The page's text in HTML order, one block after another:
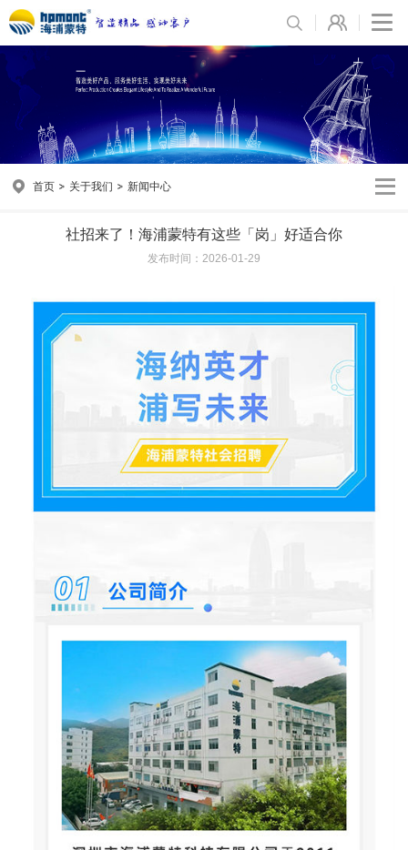
首页 关于我们 新闻中心
社招来了！海浦蒙特有这些「岗」好适合你
发布时间：2026-01-29